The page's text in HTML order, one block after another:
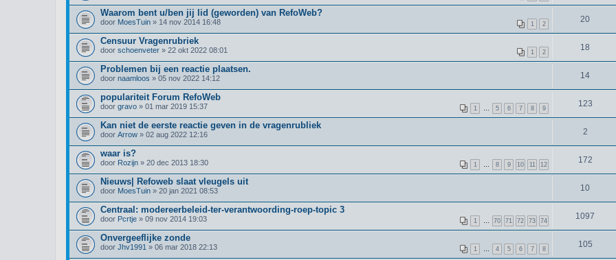
Waarom bent u/ben jij lid (geworden) van RefoWeb?
1 2
door MoesTuin » 14 nov 2014 16:48 20
Censuur Vragenrubriek
1 2
door schoenveter » 22 okt 2022 08:01 18
Problemen bij een reactie plaatsen.
door naamloos » 05 nov 2022 14:12 14
populariteit Forum RefoWeb
1 … 5 6 7 8 9
door gravo » 01 mar 2019 15:37 123
Kan niet de eerste reactie geven in de vragenrubliek
door Arrow » 02 aug 2022 12:16 2
waar is?
1 … 8 9 10 11 12
door Rozijn » 20 dec 2013 18:30 172
Nieuws| Refoweb slaat vleugels uit
door MoesTuin » 20 jan 2021 08:53 10
Centraal: modereerbeleid-ter-verantwoording-roep-topic 3
1 … 70 71 72 73 74
door Pcrtje » 09 nov 2014 19:03 1097
Onvergeeflijke zonde
1 … 4 5 6 7 8
door Jhv1991 » 06 mar 2018 22:13 105